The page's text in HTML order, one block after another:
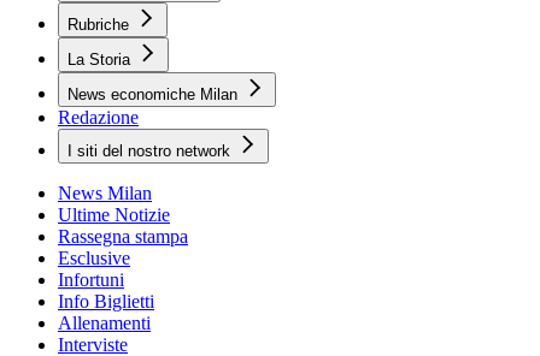
Rubriche
La Storia
News economiche Milan
Redazione
I siti del nostro network
News Milan
Ultime Notizie
Rassegna stampa
Esclusive
Infortuni
Info Biglietti
Allenamenti
Interviste